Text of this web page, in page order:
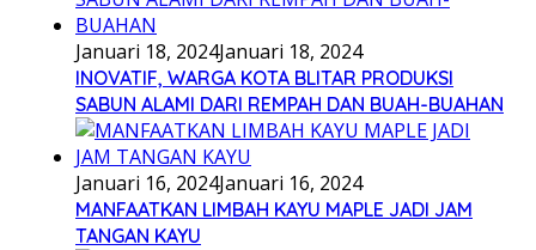
Januari 18, 2024Januari 18, 2024
INOVATIF, WARGA KOTA BLITAR PRODUKSI
SABUN ALAMI DARI REMPAH DAN BUAH-BUAHAN
Januari 16, 2024Januari 16, 2024
MANFAATKAN LIMBAH KAYU MAPLE JADI JAM
TANGAN KAYU